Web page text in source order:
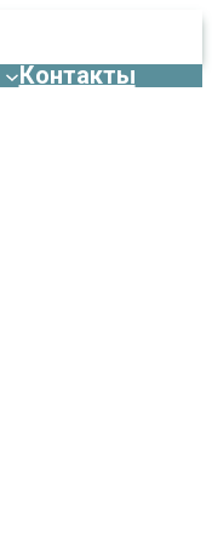
Контакты